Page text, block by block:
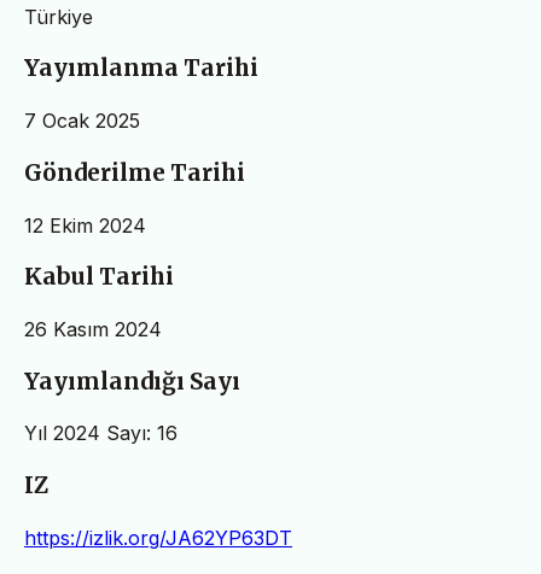
Türkiye
Yayımlanma Tarihi
7 Ocak 2025
Gönderilme Tarihi
12 Ekim 2024
Kabul Tarihi
26 Kasım 2024
Yayımlandığı Sayı
Yıl 2024 Sayı: 16
IZ
https://izlik.org/JA62YP63DT